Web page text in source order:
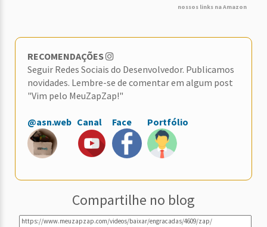
nossos links na Amazon
RECOMENDAÇÕES
Seguir Redes Sociais do Desenvolvedor. Publicamos
novidades. Lembre-se de comentar em algum post
"Vim pelo MeuZapZap!"
@asn.web Canal Face Portfólio
Compartilhe no blog